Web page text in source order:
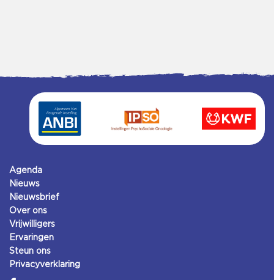
Agenda
Nieuws
Nieuwsbrief
Over ons
Vrijwilligers
Ervaringen
Steun ons
Privacyverklaring